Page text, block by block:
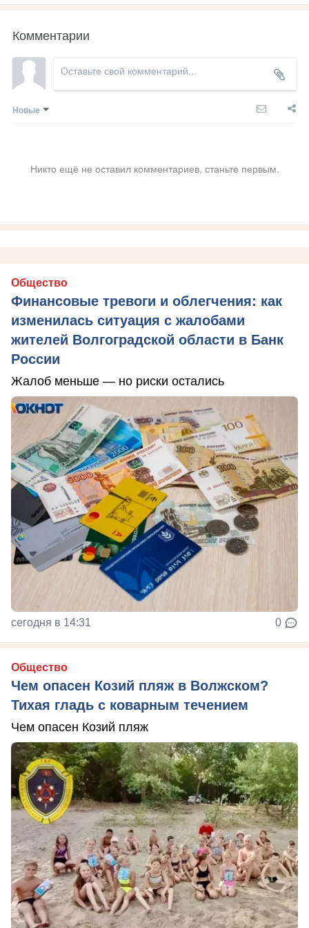
Комментарии
Новые
Никто ещё не оставил комментариев, станьте первым.
Общество
Финансовые тревоги и облегчения: как
изменилась ситуация с жалобами
жителей Волгоградской области в Банк
России
Жалоб меньше — но риски остались
сегодня в 14:31 0
Общество
Чем опасен Козий пляж в Волжском?
Тихая гладь с коварным течением
Чем опасен Козий пляж